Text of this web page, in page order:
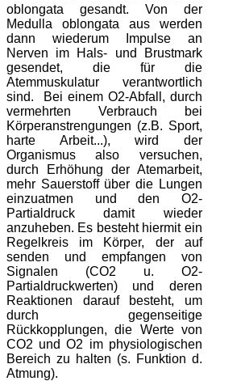
oblongata gesandt. Von der
Medulla oblongata aus werden
dann wiederum Impulse an
Nerven im Hals- und Brustmark
gesendet, die für die
Atemmuskulatur verantwortlich
sind. Bei einem O2-Abfall, durch
vermehrten Verbrauch bei
Körperanstrengungen (z.B. Sport,
harte Arbeit...), wird der
Organismus also versuchen,
durch Erhöhung der Atemarbeit,
mehr Sauerstoff über die Lungen
einzuatmen und den O2-
Partialdruck damit wieder
anzuheben. Es besteht hiermit ein
Regelkreis im Körper, der auf
senden und empfangen von
Signalen (CO2 u. O2-
Partialdruckwerten) und deren
Reaktionen darauf besteht, um
durch gegenseitige
Rückkopplungen, die Werte von
CO2 und O2 im physiologischen
Bereich zu halten (s. Funktion d.
Atmung).